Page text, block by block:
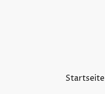
Startseite